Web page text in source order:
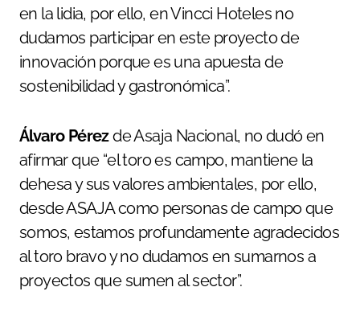
en la lidia, por ello, en Vincci Hoteles no
dudamos participar en este proyecto de
innovación porque es una apuesta de
sostenibilidad y gastronómica”.
Álvaro Pérezde Asaja Nacional, no dudó en
afirmar que “el toro es campo, mantiene la
dehesa y sus valores ambientales, por ello,
desde ASAJA como personas de campo que
somos, estamos profundamente agradecidos
al toro bravo y no dudamos en sumarnos a
proyectos que sumen al sector”.